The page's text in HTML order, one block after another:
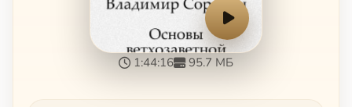
1:44:16 95.7 МБ